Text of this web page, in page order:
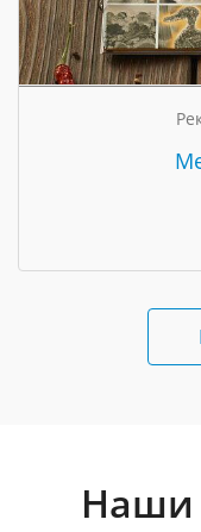
Наши